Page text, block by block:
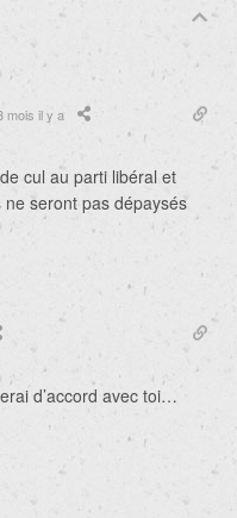
mois il y a
cul au parti libéral et
seront pas dépaysés
d’accord avec toi…